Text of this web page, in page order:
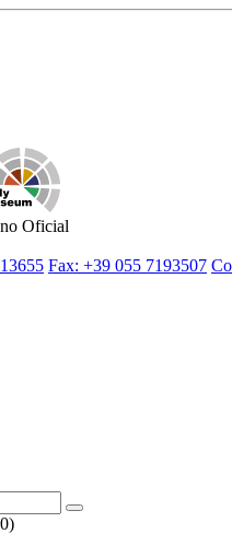
Oficial
Fax: +39 055 7193507